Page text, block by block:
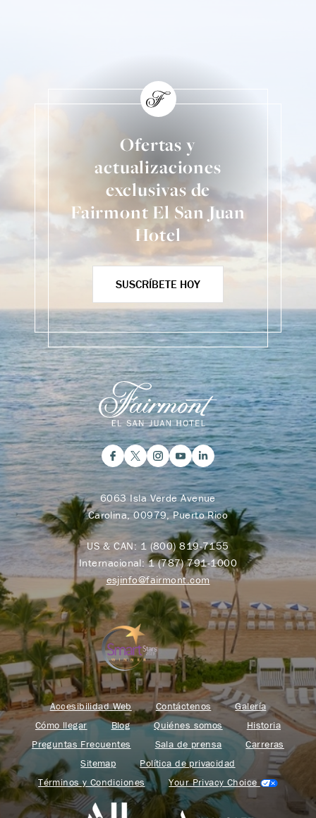
Ofertas y
actualizaciones
exclusivas de
Fairmont El San Juan
Hotel
SUSCRÍBETE HOY
6063 Isla Verde Avenue
Carolina, 00979, Puerto Rico
US & CAN: 1 (800) 819-7155
Internacional:1 (787) 791-1000
esjinfo@fairmont.com
Accesibilidad Web Contáctenos
Galería
Cómo llegar
Blog Quiénes somos
Historia
Preguntas Frecuentes
Sala de prensa
Carreras
Sitemap
Política de privacidad
Términos y Condiciones
Your Privacy Choice